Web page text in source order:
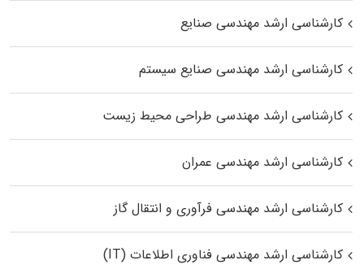
کارشناسی ارشد مهندسی صنایع
کارشناسی ارشد مهندسی صنایع سیستم
کارشناسی ارشد مهندسی طراحی محیط زیست
کارشناسی ارشد مهندسی عمران
کارشناسی ارشد مهندسی فرآوری و انتقال گاز
کارشناسی ارشد مهندسی فناوری اطلاعات (IT)